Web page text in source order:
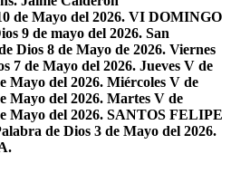
de Mayo del 2026. VI DOMINGO
9 de mayo del 2026. San
Dios 8 de Mayo de 2026. Viernes
7 de Mayo del 2026. Jueves V de
Mayo del 2026. Miércoles V de
Mayo del 2026. Martes V de
Mayo del 2026. SANTOS FELIPE
de Dios 3 de Mayo del 2026.